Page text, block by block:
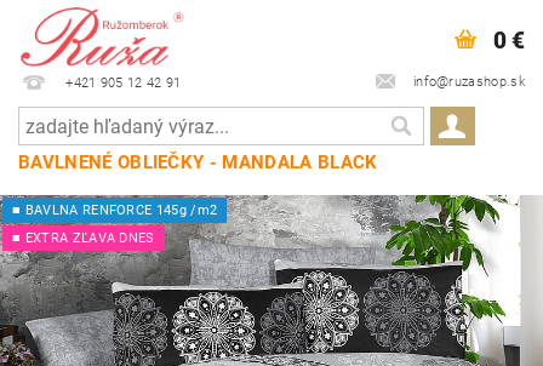
+421 905 12 42 91 info@ruzashop.sk
0 €
BAVLNENÉ OBLIEČKY - MANDALA BLACK
■ BAVLNA RENFORCE 145g /m2
■ EXTRA ZĽAVA DNES